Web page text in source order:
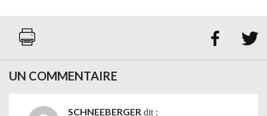
 
UN COMMENTAIRE
SCHNEEBERGER dit :